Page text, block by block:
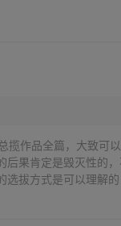
揽作品全篇，大致可
后果肯定是毁灭性的
选拔方式是可以理解